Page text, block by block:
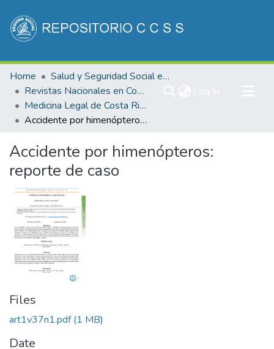
Communities & Collections
All of DSpace
Statistics
Home
Salud y Seguridad Social en Costa Rica
Revistas Nacionales en Costa Rica
Medicina Legal de Costa Rica
Accidente por himenópteros: reporte de caso
Accidente por himenópteros:
reporte de caso
Files
art1v37n1.pdf(1 MB)
Date